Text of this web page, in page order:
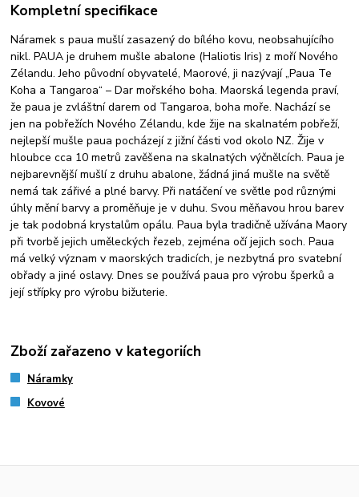
Kompletní specifikace
Náramek s paua mušlí zasazený do bílého kovu, neobsahujícího
nikl. PAUA je druhem mušle abalone (Haliotis Iris) z moří Nového
Zélandu. Jeho původní obyvatelé, Maorové, ji nazývají „Paua Te
Koha a Tangaroa“ – Dar mořského boha. Maorská legenda praví,
že paua je zvláštní darem od Tangaroa, boha moře. Nachází se
jen na pobřežích Nového Zélandu, kde žije na skalnatém pobřeží,
nejlepší mušle paua pocházejí z jižní části vod okolo NZ. Žije v
hloubce cca 10 metrů zavěšena na skalnatých výčnělcích. Paua je
nejbarevnější mušlí z druhu abalone, žádná jiná mušle na světě
nemá tak zářivé a plné barvy. Při natáčení ve světle pod různými
úhly mění barvy a proměňuje je v duhu. Svou měňavou hrou barev
je tak podobná krystalům opálu. Paua byla tradičně užívána Maory
při tvorbě jejich uměleckých řezeb, zejména očí jejich soch. Paua
má velký význam v maorských tradicích, je nezbytná pro svatební
obřady a jiné oslavy. Dnes se používá paua pro výrobu šperků a
její střípky pro výrobu bižuterie.
Zboží zařazeno v kategoriích
Náramky
Kovové